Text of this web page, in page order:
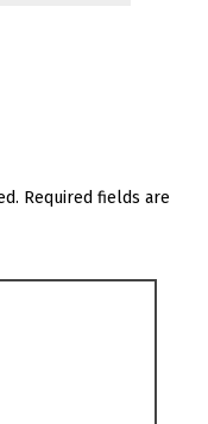
Required fields are